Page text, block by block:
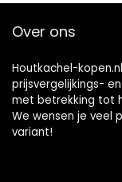
Over ons
Houtkachel-
prijsvergelijkings-
met betrekking tot
We wensen je veel
variant!